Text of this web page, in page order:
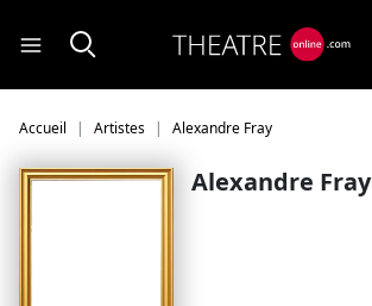
Accueil Artistes Alexandre Fray
Alexandre Fray